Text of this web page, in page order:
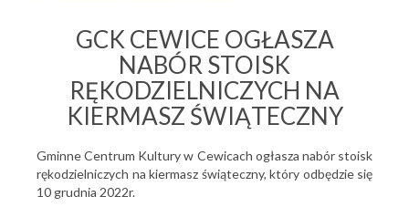
GCK CEWICE OGŁASZA
NABÓR STOISK
RĘKODZIELNICZYCH NA
KIERMASZ ŚWIĄTECZNY
Gminne Centrum Kultury w Cewicach ogłasza nabór stoisk
rękodzielniczych na kiermasz świąteczny, który odbędzie się
10 grudnia 2022r.